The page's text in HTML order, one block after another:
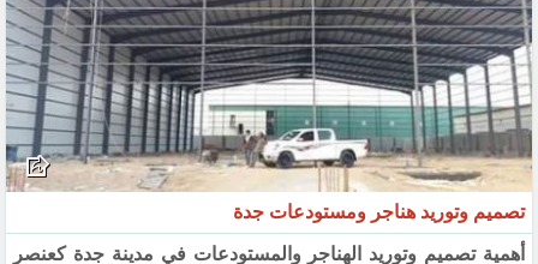
تصميم وتوريد هناجر ومستودعات جدة
أهمية تصميم وتوريد الهناجر والمستودعات في مدينة جدة كعنصر